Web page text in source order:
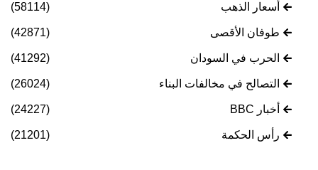
أسعار الذهب (58114)
طوفان الأقصى (42871)
الحرب في السودان (41292)
التصالح في مخالفات البناء (26024)
أخبار BBC (24227)
رأس الحكمة (21201)